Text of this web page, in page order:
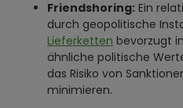
Friendshoring: Ein
durch geopolitische
Lieferketten bevorzugt
ähnliche politische
das Risiko von
minimieren.